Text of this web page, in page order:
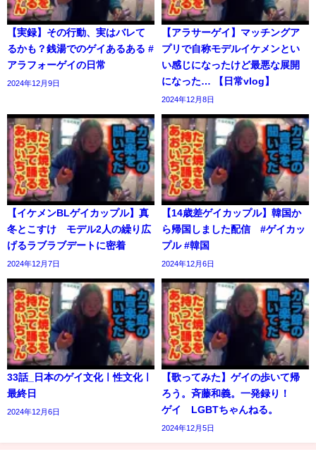
【実録】その行動、実はバレて
るかも？銭湯でのゲイあるある #
アラフォーゲイの日常
2024年12月9日
【アラサーゲイ】マッチングア
プリで自称モデルイケメンとい
い感じになったけど最悪な展開
になった… 【日常vlog】
2024年12月8日
【イケメンBLゲイカップル】真
冬とこすけ モデル2人の繰り広
げるラブラブデートに密着
2024年12月7日
【14歳差ゲイカップル】韓国か
ら帰国しました配信 #ゲイカッ
プル #韓国
2024年12月6日
33話_日本のゲイ文化ㅣ性文化ㅣ
最終日
2024年12月6日
【歌ってみた】ゲイの歩いて帰
ろう。斉藤和義。一発録り！
ゲイ LGBTちゃんねる。
2024年12月5日